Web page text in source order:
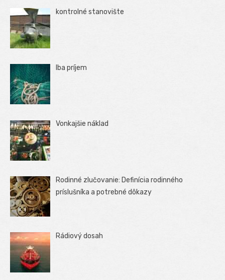
kontrolné stanovište
Iba príjem
Vonkajšie náklad
Rodinné zlučovanie: Definícia rodinného
príslušníka a potrebné dôkazy
Rádiový dosah